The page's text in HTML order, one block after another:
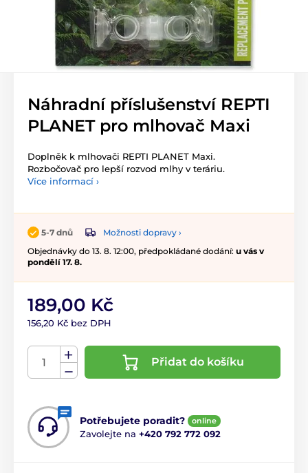
Náhradní příslušenství REPTI
PLANET pro mlhovač Maxi
Doplněk k mlhovači REPTI PLANET Maxi.
Rozbočovač pro lepší rozvod mlhy v teráriu.
Více informací ›
5-7 dnů
Možnosti dopravy ›
Objednávky do 13. 8. 12:00, předpokládané dodání: u vás v
pondělí 17. 8.
189,00 Kč
156,20 Kč bez DPH
Přidat do košíku
Potřebujete poradit? online
Zavolejte na +420 792 772 092